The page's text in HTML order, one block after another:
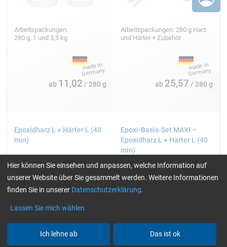
Arbeitspackungen:
280 g, 1 und 3,5 kg
ab 11,02 / 280 g
Arbeitspackungen: 280 g Harz
und Härter + Zubehör
ab 25,57 / 280 g
Epoxidharz L + Härter L (40
min)
Epoxi-Basis-Set MAXI –
Epoxidharz L + Härter L (40
min)
Hier können Sie einsehen und anpassen, welche Information auf
unserer Website über Sie gesammelt werden. Weitere Informationen
finden Sie in unserer Datenschutzerklärung.
Lassen Sie mich wählen
Ich lehne ab Das ist ok